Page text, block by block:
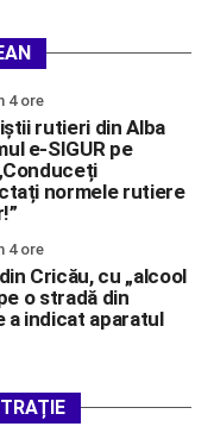
4 ore
rutieri din Alba
e-SIGUR pe
normele rutiere
4 ore
Cricău, cu „alcool
o stradă din
a indicat aparatul